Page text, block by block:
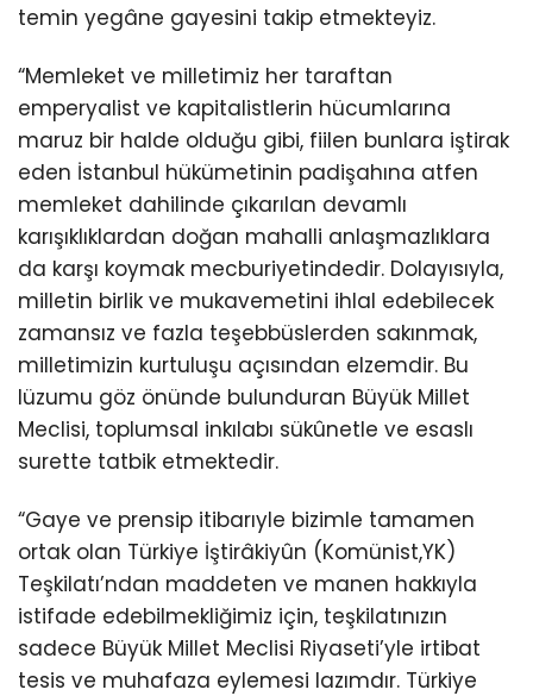
temin yegâne gayesini takip etmekteyiz.
“Memleket ve milletimiz her taraftan
emperyalist ve kapitalistlerin hücumlarına
maruz bir halde olduğu gibi, fiilen bunlara iştirak
eden İstanbul hükümetinin padişahına atfen
memleket dahilinde çıkarılan devamlı
karışıklıklardan doğan mahalli anlaşmazlıklara
da karşı koymak mecburiyetindedir. Dolayısıyla,
milletin birlik ve mukavemetini ihlal edebilecek
zamansız ve fazla teşebbüslerden sakınmak,
milletimizin kurtuluşu açısından elzemdir. Bu
lüzumu göz önünde bulunduran Büyük Millet
Meclisi, toplumsal inkılabı sükûnetle ve esaslı
surette tatbik etmektedir.
“Gaye ve prensip itibarıyle bizimle tamamen
ortak olan Türkiye İştirâkiyûn (Komünist,YK)
Teşkilatı’ndan maddeten ve manen hakkıyla
istifade edebilmekliğimiz için, teşkilatınızın
sadece Büyük Millet Meclisi Riyaseti’yle irtibat
tesis ve muhafaza eylemesi lazımdır. Türkiye